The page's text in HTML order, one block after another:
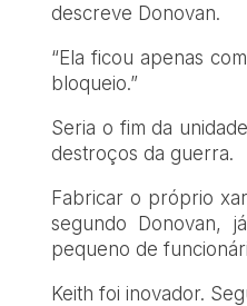
descreve Donovan.
“Ela ficou apenas
bloqueio.”
Seria o fim da
destroços da guerra.
Fabricar o próprio
segundo Donovan,
pequeno de
Keith foi inovador.